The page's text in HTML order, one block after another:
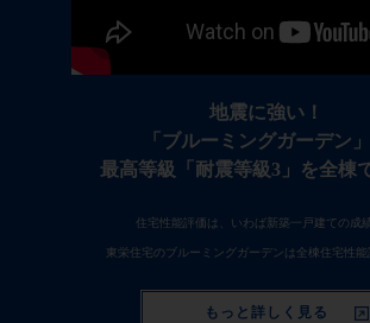
地震に強い！
「ブルーミングガーデン
最高等級「耐震等級3」を全棟
住宅性能評価は、いわば新築一戸建ての成
東栄住宅のブルーミングガーデンは全棟住宅性能
もっと詳しく見る